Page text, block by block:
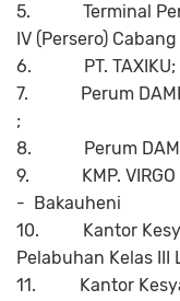
5.
Terminal
IV (Persero)
6.
PT. TAXIKU;
7.
Perum
;
8.
Perum
9.
KMP. VIRGO
- Bakauheni
10.
Kantor
Pelabuhan Kelas III
11.
Kantor